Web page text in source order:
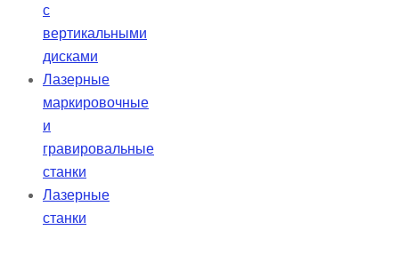
с
вертикальными
дисками
Лазерные
маркировочные
и
гравировальные
станки
Лазерные
станки